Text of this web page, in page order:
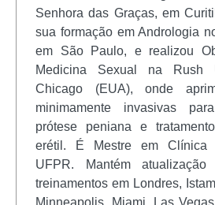
Senhora das Graças, em
sua formação em Andrologia
em São Paulo, e realizou
Medicina Sexual na Rush
Chicago (EUA), onde
minimamente invasivas
prótese peniana e
erétil. É Mestre em Clínica
UFPR. Mantém
treinamentos em Londres,
Minneapolis, Miami, Las